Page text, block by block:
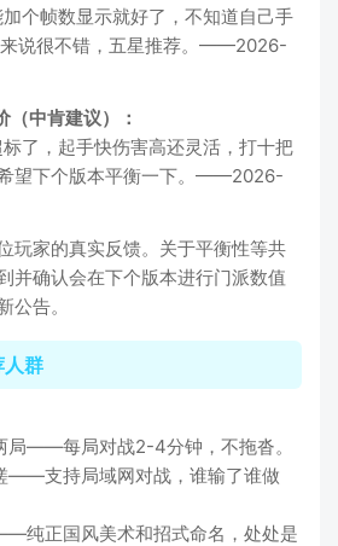
个帧数显示就好了，不知道自己手
说很不错，五星推荐。——2026-
（中肯建议）：
了，起手快伤害高还灵活，打十把
望下个版本平衡一下。——2026-
玩家的真实反馈。关于平衡性等共
并确认会在下个版本进行门派数值
公告。
人群
——每局对战2-4分钟，不拖沓。
支持局域网对战，谁输了谁做
正国风美术和招式命名，处处是